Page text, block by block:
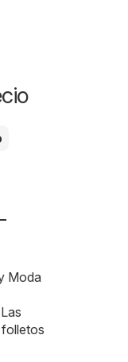
Moda
folletos